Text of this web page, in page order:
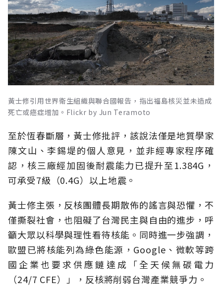
黃士修引用世界衛生組織與聯合國報告，指出福島核災並未造成
死亡或癌症增加。Flickr by Jun Teramoto
至於恆春斷層，黃士修批評，該說法僅是地質學家
陳文山、李錫堤的個人意見，並非經專家程序確
認，核三廠經加固後耐震能力已提升至1.384G，
可承受7級（0.4G）以上地震。
黃士修主張，反核團體長期散佈的謠言與恐懼，不
僅撕裂社會，也阻礙了台灣民主與自由的進步，呼
籲大眾以科學與理性看待核能。同時進一步強調，
歐盟已將核能列為綠色能源，Google、微軟等跨
國企業也要求供應鏈達成「全天候無碳電力
（24/7 CFE）」，反核將削弱台灣產業競爭力。